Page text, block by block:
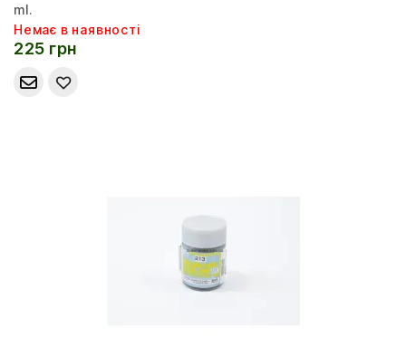
ml.
Немає в наявності
225 грн